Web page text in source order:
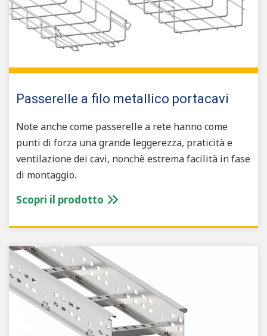
Passerelle a filo metallico portacavi
Note anche come passerelle a rete hanno come
punti di forza una grande leggerezza, praticità e
ventilazione dei cavi, nonchè estrema facilità in fase
di montaggio.
Scopri il prodotto